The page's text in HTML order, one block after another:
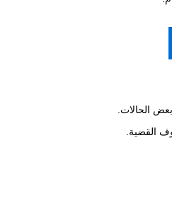
الحالات.
القضية.